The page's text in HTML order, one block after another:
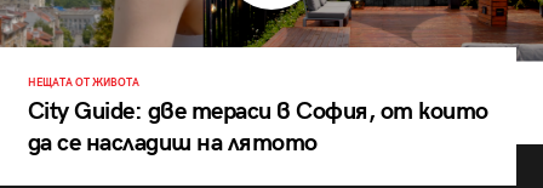
НЕЩАТА ОТ ЖИВОТА
City Guide: две тераси в София, от които
да се насладиш на лятото